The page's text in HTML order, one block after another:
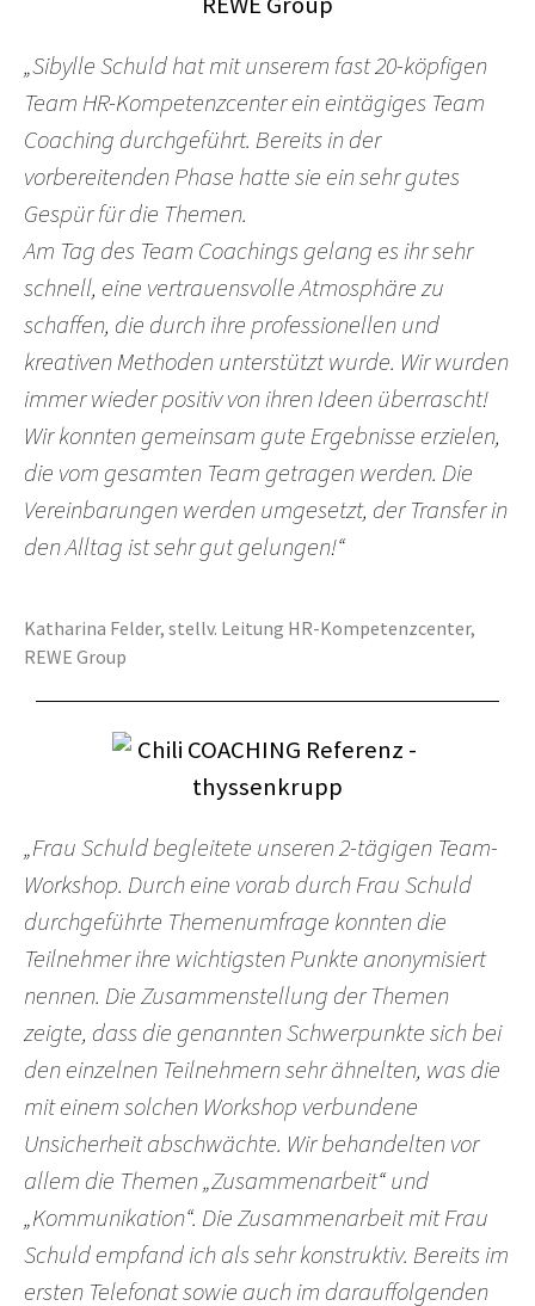
„Sibylle Schuld hat mit unserem fast 20-köpfigen
Team HR-Kompetenzcenter ein eintägiges Team
Coaching durchgeführt. Bereits in der
vorbereitenden Phase hatte sie ein sehr gutes
Gespür für die Themen.
Am Tag des Team Coachings gelang es ihr sehr
schnell, eine vertrauensvolle Atmosphäre zu
schaffen, die durch ihre professionellen und
kreativen Methoden unterstützt wurde. Wir wurden
immer wieder positiv von ihren Ideen überrascht!
Wir konnten gemeinsam gute Ergebnisse erzielen,
die vom gesamten Team getragen werden. Die
Vereinbarungen werden umgesetzt, der Transfer in
den Alltag ist sehr gut gelungen!“
Katharina Felder, stellv. Leitung HR-Kompetenzcenter,
REWE Group
„Frau Schuld begleitete unseren 2-tägigen Team-
Workshop. Durch eine vorab durch Frau Schuld
durchgeführte Themenumfrage konnten die
Teilnehmer ihre wichtigsten Punkte anonymisiert
nennen. Die Zusammenstellung der Themen
zeigte, dass die genannten Schwerpunkte sich bei
den einzelnen Teilnehmern sehr ähnelten, was die
mit einem solchen Workshop verbundene
Unsicherheit abschwächte. Wir behandelten vor
allem die Themen „Zusammenarbeit“ und
„Kommunikation“. Die Zusammenarbeit mit Frau
Schuld empfand ich als sehr konstruktiv. Bereits im
ersten Telefonat sowie auch im darauffolgenden